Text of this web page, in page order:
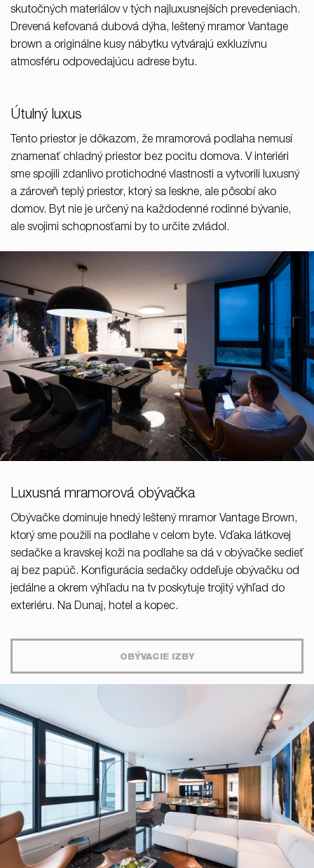
skutočných materiálov v tých najluxusnejších prevedeniach.
Drevená kefovaná dubová dýha, leštený mramor Vantage
brown a originálne kusy nábytku vytvárajú exkluzívnu
atmosféru odpovedajúcu adrese bytu.
Útulný luxus
Tento priestor je dôkazom, že mramorová podlaha nemusí
znamenať chladný priestor bez pocitu domova. V interiéri
sme spojili zdanlivo protichodné vlastnosti a vytvorili luxusný
a zároveň teplý priestor, ktorý sa leskne, ale pôsobí ako
domov. Byt nie je určený na každodenné rodinné bývanie,
ale svojimi schopnosťami by to určite zvládol.
Luxusná mramorová obývačka
Obývačke dominuje hnedý leštený mramor Vantage Brown,
ktorý sme použili na podlahe v celom byte. Vďaka látkovej
sedačke a kravskej koži na podlahe sa dá v obývačke sedieť
aj bez papúč. Konfigurácia sedačky oddeľuje obývačku od
jedálne a okrem výhľadu na tv poskytuje trojitý výhľad do
exteriéru. Na Dunaj, hotel a kopec.
OBÝVACIE IZBY